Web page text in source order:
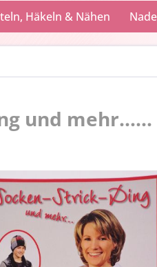
Häkeln & Nähen
und mehr......